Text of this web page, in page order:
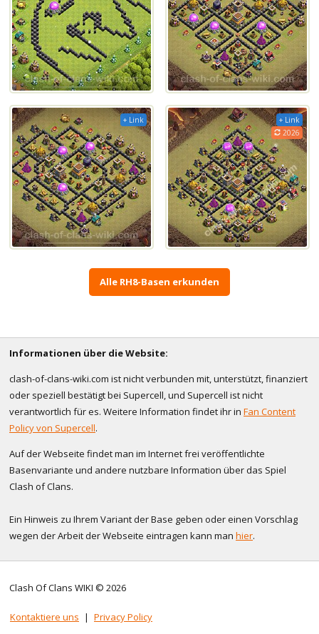
+ Link
+ Link
2026
Alle RH8-Basen erkunden
Informationen über die Website:
clash-of-clans-wiki.com ist nicht verbunden mit, unterstützt, finanziert
oder speziell bestätigt bei Supercell, und Supercell ist nicht
verantwortlich für es. Weitere Information findet ihr in Fan Content
Policy von Supercell.
Auf der Webseite findet man im Internet frei veröffentlichte
Basenvariante und andere nutzbare Information über das Spiel
Clash of Clans.
Ein Hinweis zu Ihrem Variant der Base geben oder einen Vorschlag
wegen der Arbeit der Webseite eintragen kann man hier.
Clash Of Clans WIKI © 2026
Kontaktiere uns | Privacy Policy